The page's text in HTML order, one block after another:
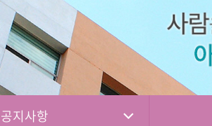
교육이념과 비전
공지사항
일반대학원
철학박사(Ph.D.)
신학박사(Th.D.)
석박사통합과정
석사과정
학사일정
시험 및 성적안내
논문작성안내
공지사항
전체공지
일반대학원
신학대학원
선교대학원
공지사항